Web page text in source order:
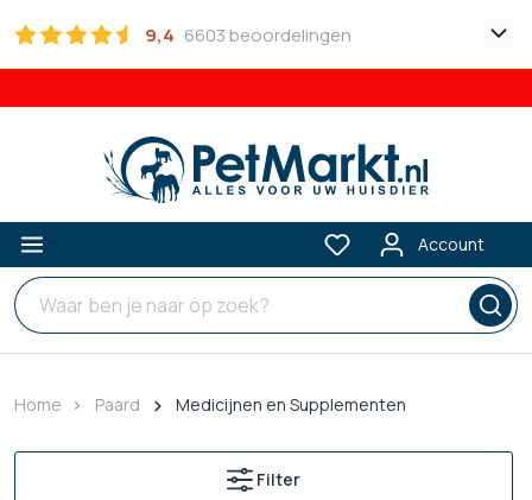
9,4 6603 beoordelingen
Account
Home Paard Medicijnen en Supplementen
Filter